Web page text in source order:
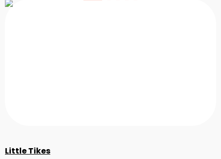
Little Tikes
4